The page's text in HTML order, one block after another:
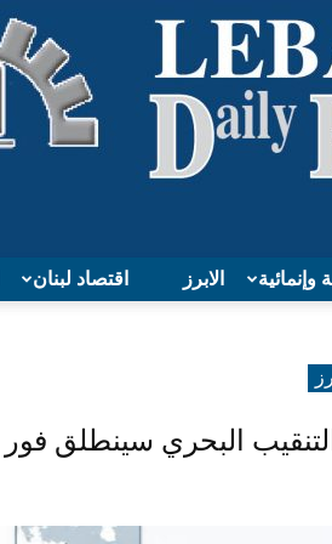
اقتصاد لبنان الابرز وإنمائية
البحري سينطلق